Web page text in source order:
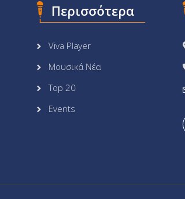
Περισσότερα
Viva Player
Μουσικά Νέα
Top 20
Events